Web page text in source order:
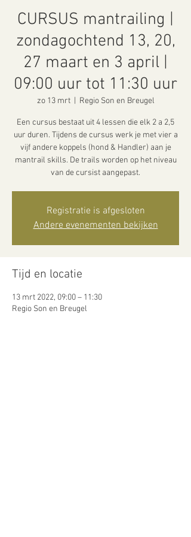
CURSUS mantrailing |
zondagochtend 13, 20,
27 maart en 3 april |
09:00 uur tot 11:30 uur
zo 13 mrt
  |
Regio Son en Breugel
Een cursus bestaat uit 4 lessen die elk 2 a 2,5
uur duren. Tijdens de cursus werk je met vier a
vijf andere koppels (hond & Handler) aan je
mantrail skills. De trails worden op het niveau
van de cursist aangepast.
Registratie is afgesloten
Andere evenementen bekijken
Tijd en locatie
13 mrt 2022, 09:00 – 11:30
Regio Son en Breugel